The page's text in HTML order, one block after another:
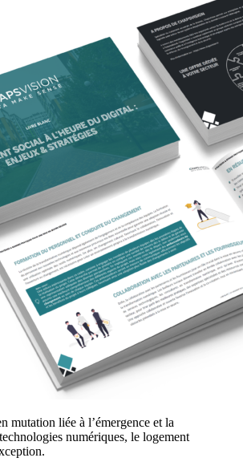
mutation liée à l’émergence et la
numériques, le logement